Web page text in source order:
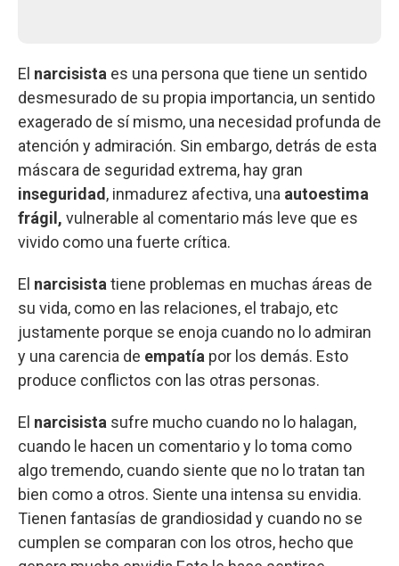
El narcisista es una persona que tiene un sentido
desmesurado de su propia importancia, un sentido
exagerado de sí mismo, una necesidad profunda de
atención y admiración. Sin embargo, detrás de esta
máscara de seguridad extrema, hay gran
inseguridad , inmadurez afectiva, una autoestima
frágil, vulnerable al comentario más leve que es
vivido como una fuerte crítica.
El narcisista tiene problemas en muchas áreas de
su vida, como en las relaciones, el trabajo, etc
justamente porque se enoja cuando no lo admiran
y una carencia de empatía por los demás. Esto
produce conflictos con las otras personas.
El narcisista sufre mucho cuando no lo halagan,
cuando le hacen un comentario y lo toma como
algo tremendo, cuando siente que no lo tratan tan
bien como a otros. Siente una intensa su envidia.
Tienen fantasías de grandiosidad y cuando no se
cumplen se comparan con los otros, hecho que